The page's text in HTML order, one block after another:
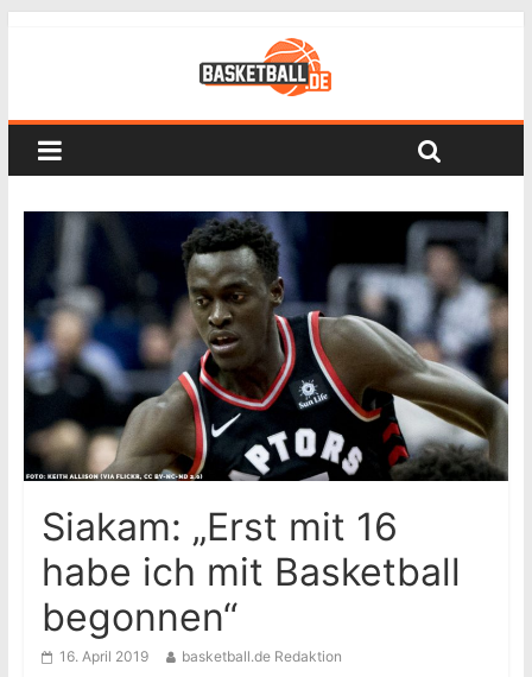
Siakam: „Erst mit 16
habe ich mit Basketball
begonnen“
16. April 2019 basketball.de Redaktion